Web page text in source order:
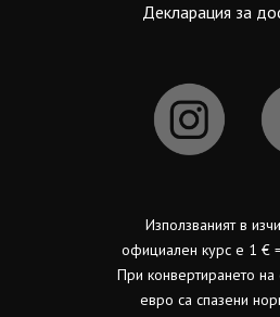
Декларация за
Използваният в
официален курс е 1 €
При конвертирането на
евро са спазени